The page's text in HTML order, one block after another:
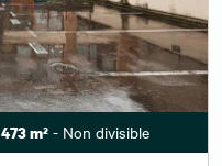
473 m²- Non divisible